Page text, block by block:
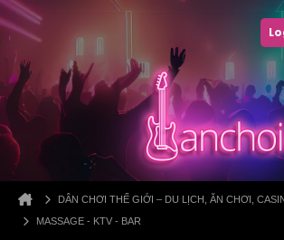
DÂN CHƠI THẾ GIỚI – DU LỊCH, ĂN CHƠI,
MASSAGE - KTV - BAR